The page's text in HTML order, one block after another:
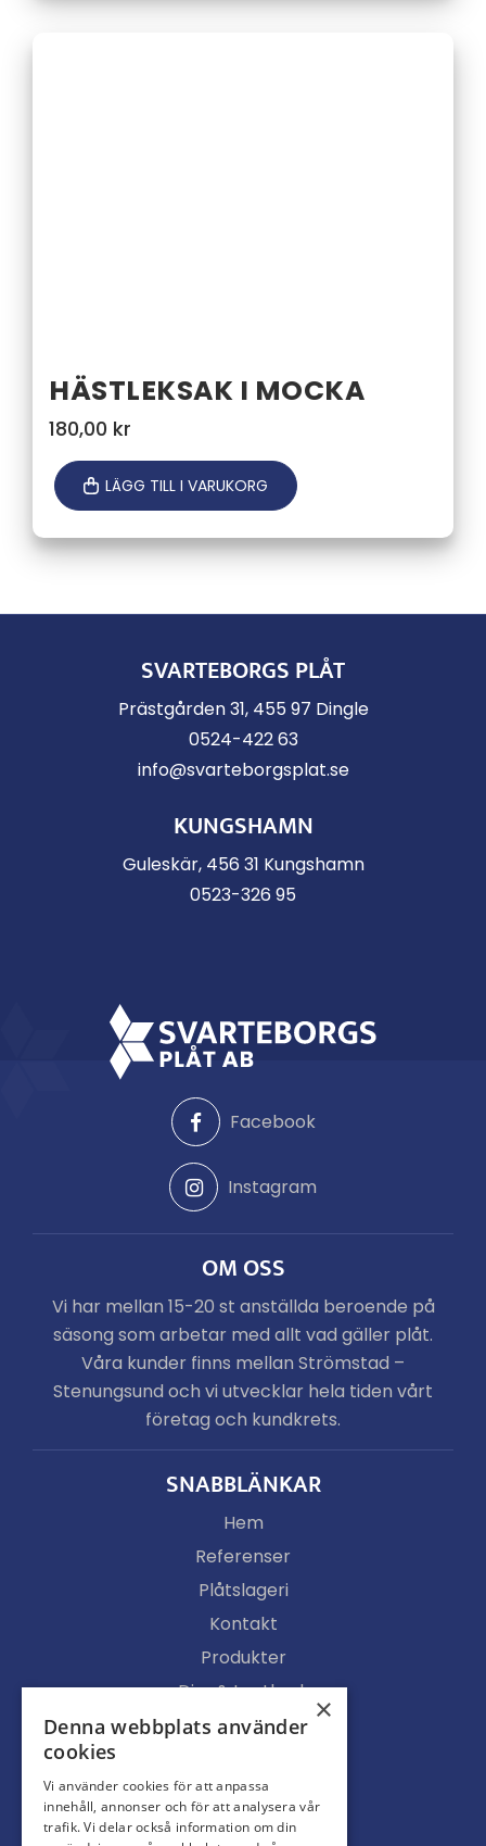
HÄSTLEKSAK I MOCKA
180,00 kr
LÄGG TILL I VARUKORG
SVARTEBORGS PLÅT
Prästgården 31, 455 97 Dingle
0524-422 63
info@svarteborgsplat.se
KUNGSHAMN
Guleskär, 456 31 Kungshamn
0523-326 95
Facebook
Instagram
OM OSS
Vi har mellan 15-20 st anställda beroende på
säsong som arbetar med allt vad gäller plåt.
Våra kunder finns mellan Strömstad –
Stenungsund och vi utvecklar hela tiden vårt
företag och kundkrets.
SNABBLÄNKAR
Hem
Referenser
Plåtslageri
Kontakt
Produkter
Djur & Lantbruk
Köpvillkor
Ljusgenomsläpp
Portar
×
Denna webbplats använder
cookies
Vi använder cookies för att anpassa
innehåll, annonser och för att analysera vår
trafik. Vi delar också information om din